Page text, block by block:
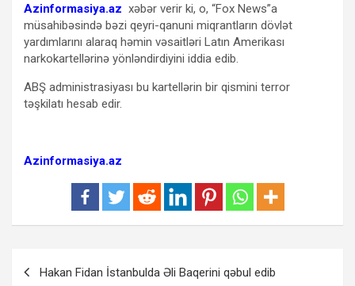
Azinformasiya.az xəbər verir ki, o, “Fox News”a
müsahibəsində bəzi qeyri-qanuni miqrantların dövlət
yardımlarını alaraq həmin vəsaitləri Latın Amerikası
narkokartellərinə yönləndirdiyini iddia edib.
ABŞ administrasiyası bu kartellərin bir qismini terror
təşkilatı hesab edir.
Azinformasiya.az
Hakan Fidan İstanbulda Əli Baqerini qəbul edib